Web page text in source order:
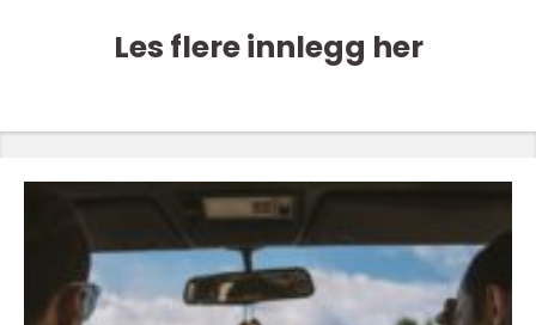
Les flere innlegg her